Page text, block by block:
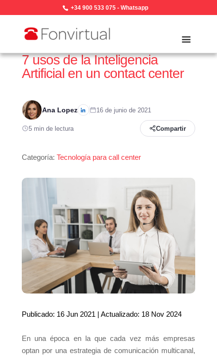
+34 900 533 075- Whatsapp
7 usos de la Inteligencia
Artificial en un contact center
Ana Lopez 16 de junio de 2021
5 min de lectura Compartir
Categoría: Tecnología para call center
Publicado: 16 Jun 2021 | Actualizado: 18 Nov 2024
En una época en la que cada vez más empresas
optan por una estrategia de comunicación multicanal,